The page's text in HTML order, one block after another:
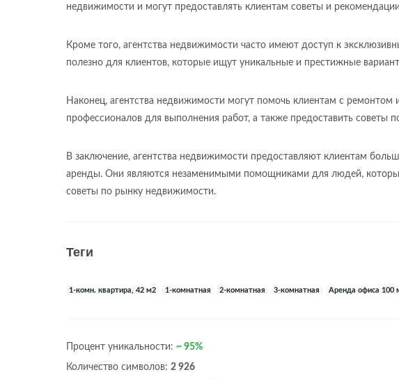
недвижимости и могут предоставлять клиентам советы и
Кроме того, агентства недвижимости часто имеют доступ к
полезно для клиентов, которые ищут уникальные и престижные
Наконец, агентства недвижимости могут помочь клиентам с
профессионалов для выполнения работ, а также предоставить советы
В заключение, агентства недвижимости предоставляют клиентам
аренды. Они являются незаменимыми помощниками для людей,
советы по рынку недвижимости.
Теги
1-комн. квартира, 42 м2 1-комнатная 2-комнатная 3-комнатная Аренда офиса 100
Процент уникальности: ~ 95%
Количество символов: 2 926